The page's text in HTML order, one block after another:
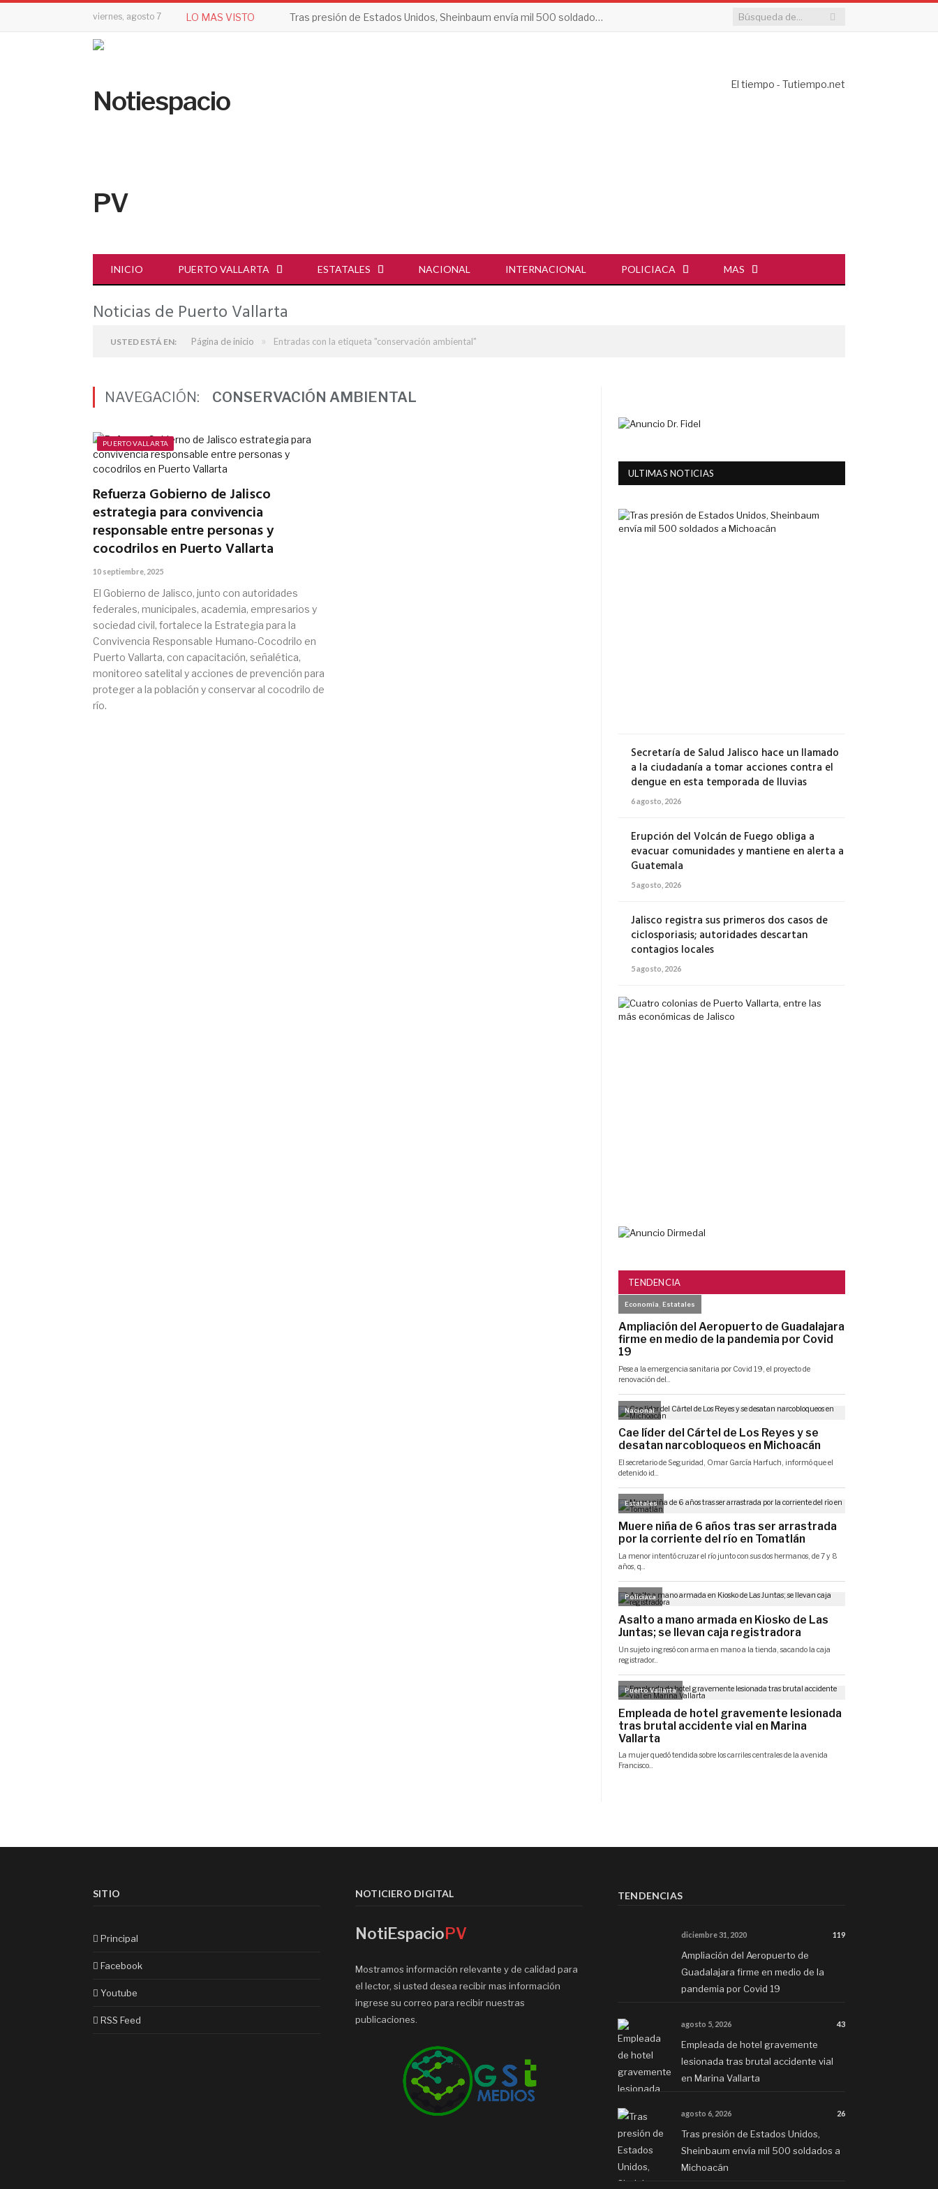
viernes, agosto 7 LO MAS VISTO Tras presión de Estados Unidos, Sheinbaum envía mil 500 soldados a Michoacán
El tiempo - Tutiempo.net
INICIO PUERTO VALLARTA ESTATALES NACIONAL INTERNACIONAL POLICIACA MAS
Noticias de Puerto Vallarta
USTED ESTÁ EN: Página de inicio » Entradas con la etiqueta "conservación ambiental"
NAVEGACIÓN: CONSERVACIÓN AMBIENTAL
PUERTO VALLARTA
Refuerza Gobierno de Jalisco
estrategia para convivencia
responsable entre personas y
cocodrilos en Puerto Vallarta
10 septiembre, 2025
El Gobierno de Jalisco, junto con autoridades
federales, municipales, academia, empresarios y
sociedad civil, fortalece la Estrategia para la
Convivencia Responsable Humano-Cocodrilo en
Puerto Vallarta, con capacitación, señalética,
monitoreo satelital y acciones de prevención para
proteger a la población y conservar al cocodrilo de
río.
ULTIMAS NOTICIAS
Secretaría de Salud Jalisco hace un llamado
a la ciudadanía a tomar acciones contra el
dengue en esta temporada de lluvias
6 agosto, 2026
Erupción del Volcán de Fuego obliga a
evacuar comunidades y mantiene en alerta a
Guatemala
5 agosto, 2026
Jalisco registra sus primeros dos casos de
ciclosporiasis; autoridades descartan
contagios locales
5 agosto, 2026
TENDENCIA
SITIO
Principal
Facebook
Youtube
RSS Feed
NOTICIERO DIGITAL
NotiEspacioPV
Mostramos información relevante y de calidad para
el lector, si usted desea recibir mas información
ingrese su correo para recibir nuestras
publicaciones.
TENDENCIAS
diciembre 31, 2020 119
Ampliación del Aeropuerto de
Guadalajara firme en medio de la
pandemia por Covid 19
agosto 5, 2026 43
Empleada de hotel gravemente
lesionada tras brutal accidente vial
en Marina Vallarta
agosto 6, 2026 26
Tras presión de Estados Unidos,
Sheinbaum envía mil 500 soldados a
Michoacán